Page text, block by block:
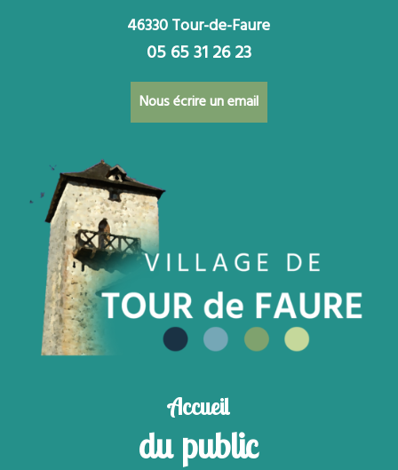
46330 Tour-de-Faure
05 65 31 26 23
Nous écrire un email
Accueil
du public